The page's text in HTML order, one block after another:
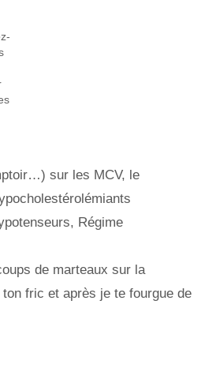
sur les MCV, le
, Régime
de marteaux sur la
fric et après je te fourgue de